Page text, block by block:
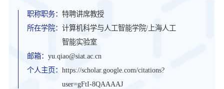
职称职务： 特聘讲席教授
所在学院： 计算机科学与人工智能学院/上海人工
智能实验室
邮箱： yu.qiao@siat.ac.cn
个人主页： https://scholar.google.com/citations?
user=gFtI-8QAAAAJ